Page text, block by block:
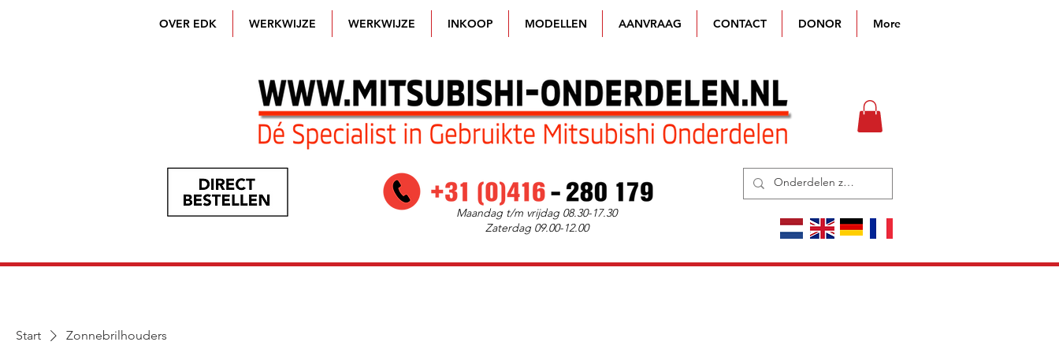
OVER EDK WERKWIJZE WERKWIJZE INKOOP MODELLEN AANVRAAG CONTACT DONOR More
Maandag t/m vrijdag 08.30-17.30
Zaterdag 09.00-12.00
Start Zonnebrilhouders